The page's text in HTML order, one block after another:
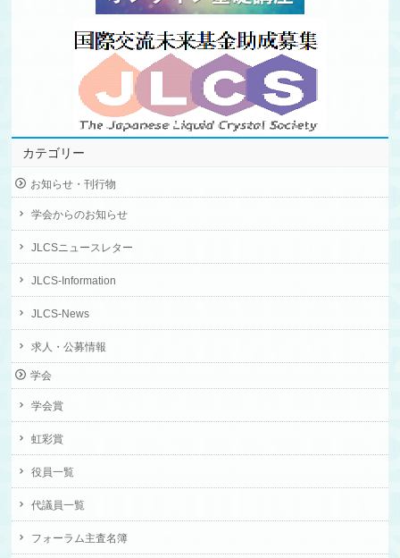
カテゴリー
お知らせ・刊行物
学会からのお知らせ
JLCSニュースレター
JLCS-Information
JLCS-News
求人・公募情報
学会
学会賞
虹彩賞
役員一覧
代議員一覧
フォーラム主査名簿